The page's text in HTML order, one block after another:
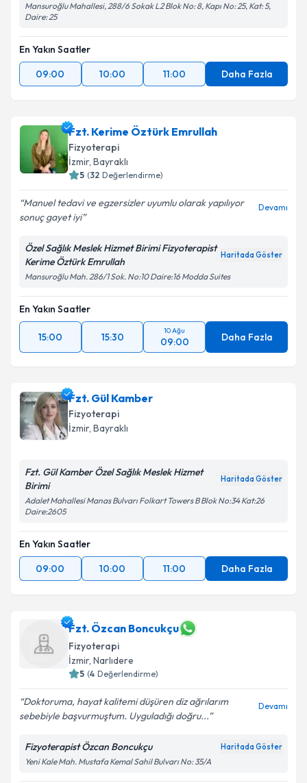
Mansuroğlu Mahallesi, 288/6 Sokak L2 Blok No: 8, Kapı No: 25, Kat: 5,
Daire: 25
En Yakın Saatler
09:00
10:00 11:00 Daha Fazla
Fzt. Kerime Öztürk Emrullah
Fizyoterapi
İzmir, Bayraklı
5 (32 Değerlendirme)
Manuel tedavi ve egzersizler uyumlu olarak yapılıyor
sonuç gayet iyi
Devamı
Özel Sağlık Meslek Hizmet Birimi Fizyoterapist
Kerime Öztürk Emrullah
Haritada Göster
Mansuroğlu Mah. 286/1 Sok. No:10 Daire:16 Modda Suites
En Yakın Saatler
15:00 15:30
10 Ağu
09:00 Daha Fazla
Fzt. Gül Kamber
Fizyoterapi
İzmir, Bayraklı
Fzt. Gül Kamber Özel Sağlık Meslek Hizmet
Birimi
Haritada Göster
Adalet Mahallesi Manas Bulvarı Folkart Towers B Blok No:34 Kat:26
Daire:2605
En Yakın Saatler
09:00
10:00 11:00 Daha Fazla
Fzt. Özcan Boncukçu
Fizyoterapi
İzmir, Narlıdere
5 (4 Değerlendirme)
Doktoruma, hayat kalitemi düşüren diz ağrılarım
sebebiyle başvurmuştum. Uyguladığı doğru...
Devamı
Fizyoterapist Özcan Boncukçu Haritada Göster
Yeni Kale Mah. Mustafa Kemal Sahil Bulvarı No: 35/A